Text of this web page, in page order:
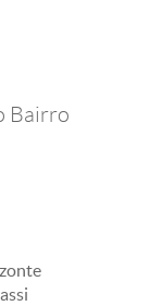
Bairro